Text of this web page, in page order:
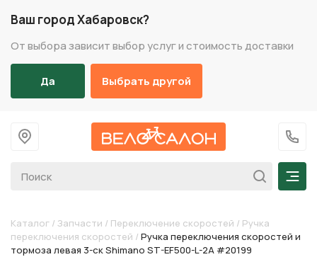
Ваш город Хабаровск?
От выбора зависит выбор услуг и стоимость доставки
Да Выбрать другой
На главную
+7
Каталог / Запчасти / Переключение скоростей / Ручка
переключения скоростей / Ручка переключения скоростей и
тормоза левая 3-ск Shimano ST-EF500-L-2A #20199